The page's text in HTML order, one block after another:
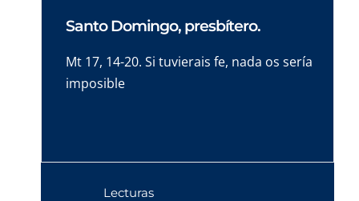
Santo Domingo, presbítero.
Mt 17, 14-20. Si tuvierais fe, nada os sería
imposible
Lecturas